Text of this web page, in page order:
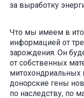
за выработку
Что мы имеем в
информацией от
зарождения. Он
от собственных
митохондриальных
донорские гены
по наследству, по